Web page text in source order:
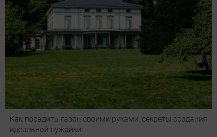
Как посадить газон своими руками: секреты создания
идеальной лужайки